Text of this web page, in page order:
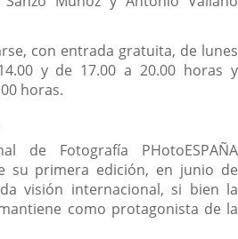
con entrada gratuita, de lunes
y de 17.00 a 20.00 horas y
horas.
de Fotografía PHotoESPAÑA
su primera edición, en junio de
visión internacional, si bien la
como protagonista de la